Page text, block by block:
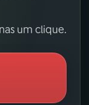
um clique.